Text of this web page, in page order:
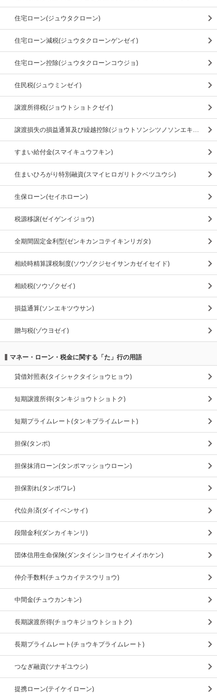
住宅ローン(ジュウタクローン)
住宅ローン減税(ジュウタクローンゲンゼイ)
住宅ローン控除(ジュウタクローンコウジョ)
住民税(ジュウミンゼイ)
譲渡所得税(ジョウトショトクゼイ)
譲渡損失の損益通算及び繰越控除(ジョウトソンシツノソンエキツウサンオヨビクリコシコウジョ)
すまい給付金(スマイキュウフキン)
住まいひろがり特別融資(スマイヒロガリトクベツユウシ)
生保ローン(セイホローン)
税源移譲(ゼイゲンイジョウ)
全期間固定金利型(ゼンキカンコテイキンリガタ)
相続時精算課税制度(ソウゾクジセイサンカゼイセイド)
相続税(ソウゾクゼイ)
損益通算(ソンエキツウサン)
贈与税(ゾウヨゼイ)
マネー・ローン・税金に関する「た」行の用語
貸借対照表(タイシャクタイショウヒョウ)
短期譲渡所得(タンキジョウトショトク)
短期プライムレート(タンキプライムレート)
担保(タンポ)
担保抹消ローン(タンポマッショウローン)
担保割れ(タンポワレ)
代位弁済(ダイイベンサイ)
段階金利(ダンカイキンリ)
団体信用生命保険(ダンタイシンヨウセイメイホケン)
仲介手数料(チュウカイテスウリョウ)
中間金(チュウカンキン)
長期譲渡所得(チョウキジョウトショトク)
長期プライムレート(チョウキプライムレート)
つなぎ融資(ツナギユウシ)
提携ローン(テイケイローン)